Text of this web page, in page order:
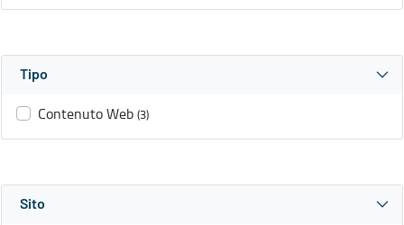
Tipo
Contenuto Web (3)
Sito